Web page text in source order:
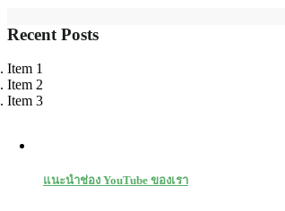
Recent Posts
Item 1
Item 2
Item 3
แนะนำช่อง YouTube ของเรา